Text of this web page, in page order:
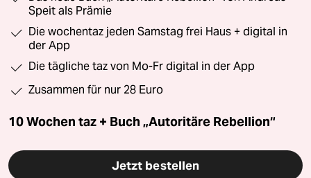
Speit als Prämie
Die wochentaz jeden Samstag frei Haus + digital in
der App
Die tägliche taz von Mo-Fr digital in der App
Zusammen für nur 28 Euro
10 Wochen taz + Buch „Autoritäre Rebellion“
Jetzt bestellen